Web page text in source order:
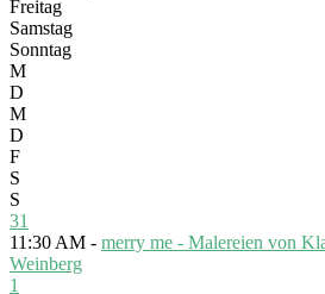
Freitag
Samstag
Sonntag
M
D
M
D
F
S
S
31
11:30 AM - merry me - Malereien von
Weinberg
1